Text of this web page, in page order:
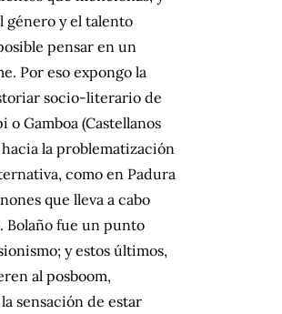
género y el talento
pensar en un
Por eso expongo la
socio-literario de
o Gamboa (Castellanos
hacia la problematización
como en Padura
que lleva a cabo
Bolaño fue un punto
y estos últimos,
al posboom,
sensación de estar